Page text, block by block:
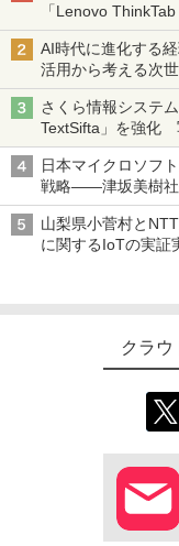
「Lenovo
AI時代に進化する
活用から考える次
さくら情報システ
TextSifta」を強化
日本マイクロソフ
戦略――津坂美樹社
山梨県小菅村と
に関するIoTの実証
クラウ